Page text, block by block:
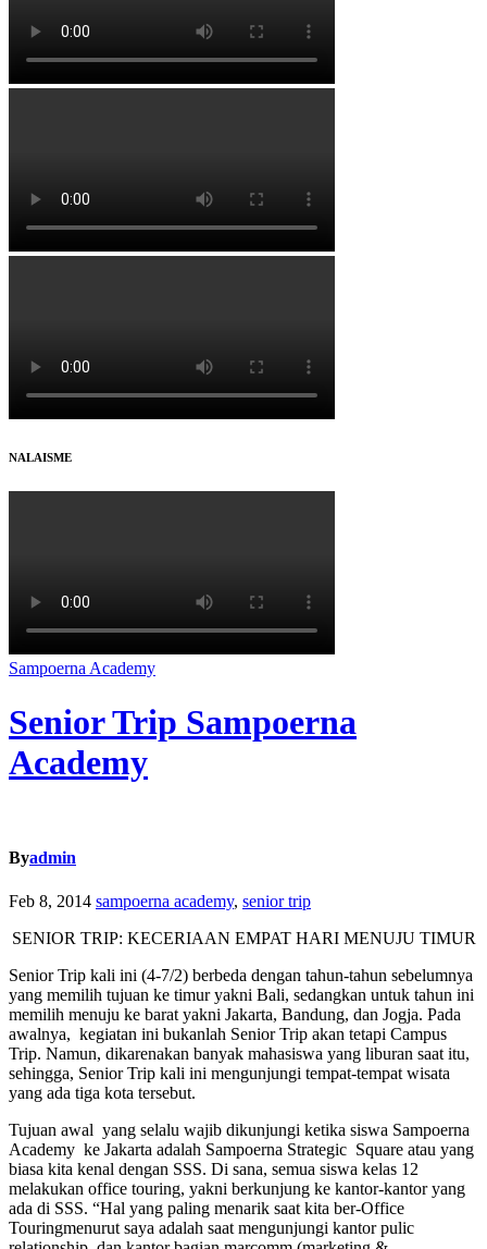
NALAISME
Sampoerna Academy
Senior Trip Sampoerna
Academy
Byadmin
Feb 8, 2014 sampoerna academy, senior trip
SENIOR TRIP: KECERIAAN EMPAT HARI MENUJU TIMUR
Senior Trip kali ini (4-7/2) berbeda dengan tahun-tahun sebelumnya
yang memilih tujuan ke timur yakni Bali, sedangkan untuk tahun ini
memilih menuju ke barat yakni Jakarta, Bandung, dan Jogja. Pada
awalnya, kegiatan ini bukanlah Senior Trip akan tetapi Campus
Trip. Namun, dikarenakan banyak mahasiswa yang liburan saat itu,
sehingga, Senior Trip kali ini mengunjungi tempat-tempat wisata
yang ada tiga kota tersebut.
Tujuan awal yang selalu wajib dikunjungi ketika siswa Sampoerna
Academy ke Jakarta adalah Sampoerna Strategic Square atau yang
biasa kita kenal dengan SSS. Di sana, semua siswa kelas 12
melakukan office touring, yakni berkunjung ke kantor-kantor yang
ada di SSS. “Hal yang paling menarik saat kita ber-Office
Touringmenurut saya adalah saat mengunjungi kantorpulic